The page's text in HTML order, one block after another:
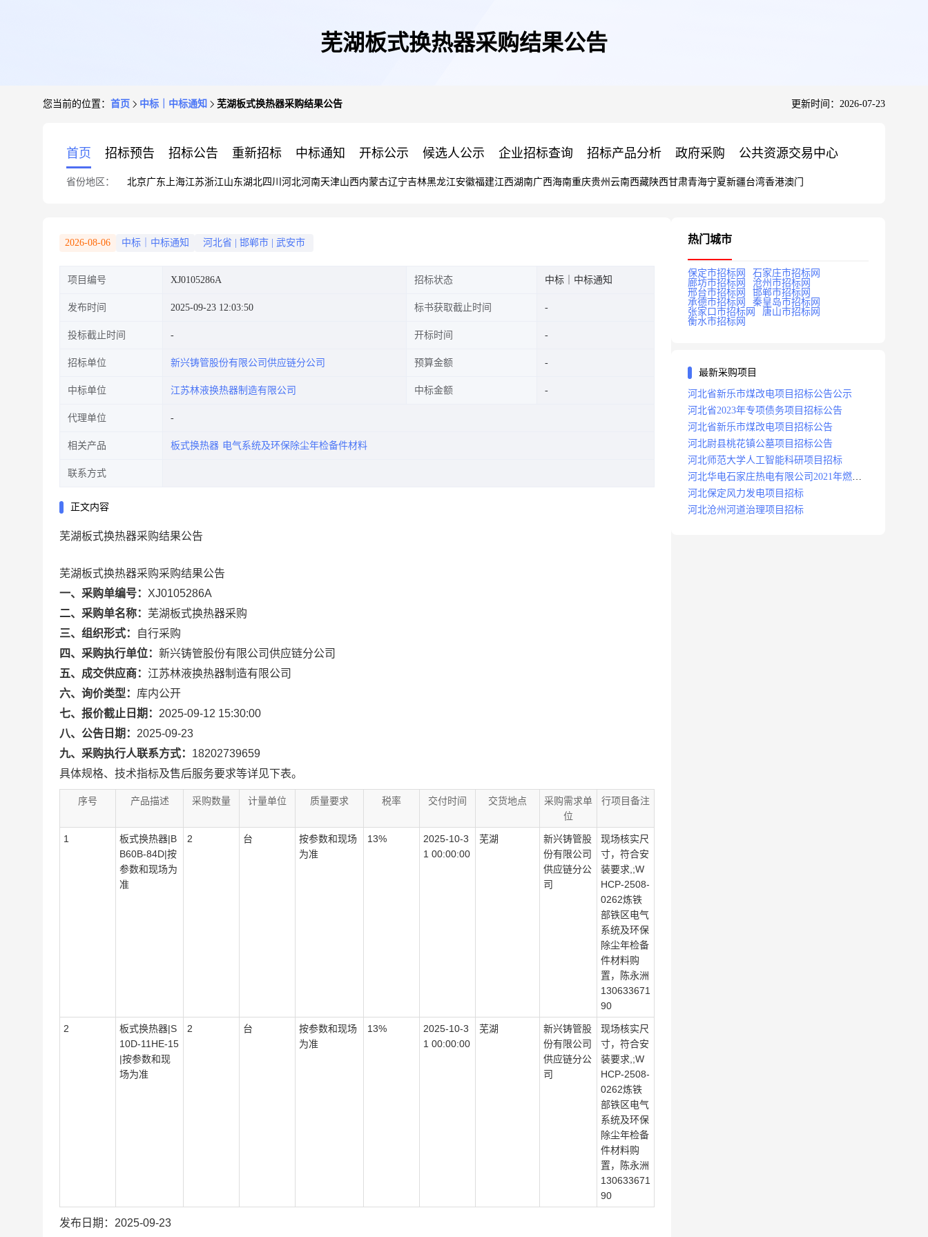
芜湖板式换热器采购结果公告
您当前的位置： 首页 中标｜中标通知 芜湖板式换热器采购结果公告 更新时间：2026-07-23
首页 招标预告 招标公告 重新招标 中标通知 开标公示 候选人公示 企业招标查询 招标产品分析 政府采购 公共资源交易中心
省份地区： 北京广东 上海江苏浙江山东湖北四川 河北河南天津山西内蒙古辽宁吉林黑龙江安徽福建江西湖南广西海南重庆贵州 云南西藏陕西甘肃青海宁夏新疆台湾香港澳门
2026-08-06 中标｜中标通知 河北省 邯郸市 武安市
项目编号 XJ0105286A 招标状态 中标｜中标通知
发布时间 2025-09-23 12:03:50 标书获取截止时间
投标截止时间 开标时间
招标单位 新兴铸管股份有限公司供应链分公司 预算金额
中标单位 江苏林液换热器制造有限公司 中标金额
代理单位
相关产品 板式换热器 电气系统及环保除尘年检备件材料
联系方式
正文内容
芜湖板式换热器采购结果公告
芜湖板式换热器采购采购结果公告
一、采购单编号： XJ0105286A
二、采购单名称： 芜湖板式换热器采购
三、组织形式：
自行采购
四、采购执行单位： 新兴铸管股份有限公司供应链分公司
五、成交供应商： 江苏林液换热器制造有限公司
六、询价类型： 库内公开
七、报价截止日期： 2025-09-12 15:30:00
八、公告日期： 2025-09-23
九、采购执行人联系方式： 18202739659
具体规格、技术指标及售后服务要求等详见下表。
序号 产品描述 采购数量 计量单位 质量要求 税率 交付时间 交货地点
采购需求单
位
行项目备注
1
板式换热器|B
B60B-84D|按
参数和现场为
准
2 台
按参数和现场
为准
13%
2025-10-3
1 00:00:00
芜湖
新兴铸管股
份有限公司
供应链分公
司
现场核实尺
寸，符合安
装要求,;W
HCP-2508-
0262炼铁
部铁区电气
系统及环保
除尘年检备
件材料购
置，陈永洲
130633671
90
2
板式换热器|S
10D-11HE-15
|按参数和现
场为准
2 台
按参数和现场
为准
13%
2025-10-3
1 00:00:00
芜湖
新兴铸管股
份有限公司
供应链分公
司
现场核实尺
寸，符合安
装要求,;W
HCP-2508-
0262炼铁
部铁区电气
系统及环保
除尘年检备
件材料购
置，陈永洲
130633671
90
发布日期：2025-09-23
热门城市
保定市招标网
石家庄市招标网
廊坊市招标网
沧州市招标网
邢台市招标网
邯郸市招标网
承德市招标网
秦皇岛市招标网
张家口市招标网
唐山市招标网
衡水市招标网
最新采购项目
河北省新乐市煤改电项目招标公告公示
河北省2023年专项债务项目招标公告
河北省新乐市煤改电项目招标公告
河北尉县桃花镇公墓项目招标公告
河北师范大学人工智能科研项目招标
河北华电石家庄热电有限公司2021年燃料
分场辅助运行项目招标公告
河北保定风力发电项目招标
河北沧州河道治理项目招标